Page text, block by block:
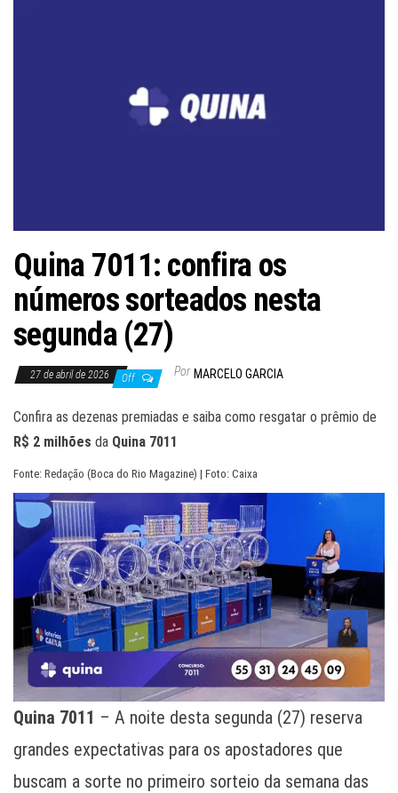
Quina 7011: confira os
números sorteados nesta
segunda (27)
27 de abril de 2026 Off Por MARCELO GARCIA
Confira as dezenas premiadas e saiba como resgatar o prêmio de
R$ 2 milhões da Quina 7011
Fonte: Redação (Boca do Rio Magazine) | Foto: Caixa
Quina 7011 – A noite desta segunda (27) reserva
grandes expectativas para os apostadores que
buscam a sorte no primeiro sorteio da semana das